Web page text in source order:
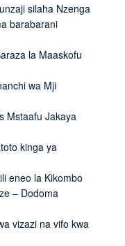
silaha Nzenga
barabarani
la Maaskofu
wa Mji
Mstaafu Jakaya
kinga ya
eneo la Kikombo
– Dodoma
vizazi na vifo kwa